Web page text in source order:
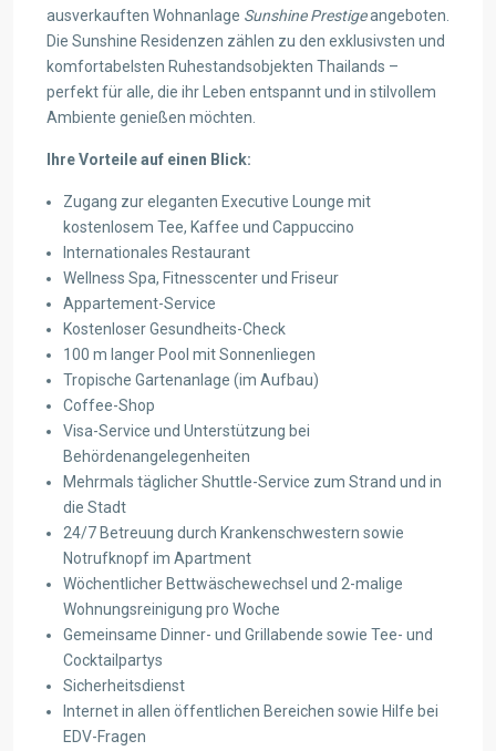
ausverkauften Wohnanlage Sunshine Prestigeangeboten.
Die Sunshine Residenzen zählen zu den exklusivsten und
komfortabelsten Ruhestandsobjekten Thailands –
perfekt für alle, die ihr Leben entspannt und in stilvollem
Ambiente genießen möchten.
Ihre Vorteile auf einen Blick:
Zugang zur eleganten Executive Lounge mit
kostenlosem Tee, Kaffee und Cappuccino
Internationales Restaurant
Wellness Spa, Fitnesscenter und Friseur
Appartement-Service
Kostenloser Gesundheits-Check
100 m langer Pool mit Sonnenliegen
Tropische Gartenanlage (im Aufbau)
Coffee-Shop
Visa-Service und Unterstützung bei
Behördenangelegenheiten
Mehrmals täglicher Shuttle-Service zum Strand und in
die Stadt
24/7 Betreuung durch Krankenschwestern sowie
Notrufknopf im Apartment
Wöchentlicher Bettwäschewechsel und 2-malige
Wohnungsreinigung pro Woche
Gemeinsame Dinner- und Grillabende sowie Tee- und
Cocktailpartys
Sicherheitsdienst
Internet in allen öffentlichen Bereichen sowie Hilfe bei
EDV-Fragen